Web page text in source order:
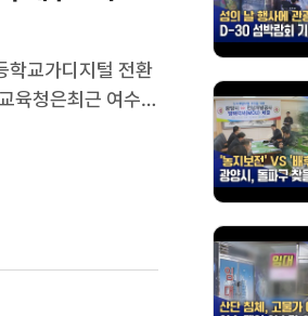
학교가디지털 전환
육청은최근 여수산
밝혔습니다.석